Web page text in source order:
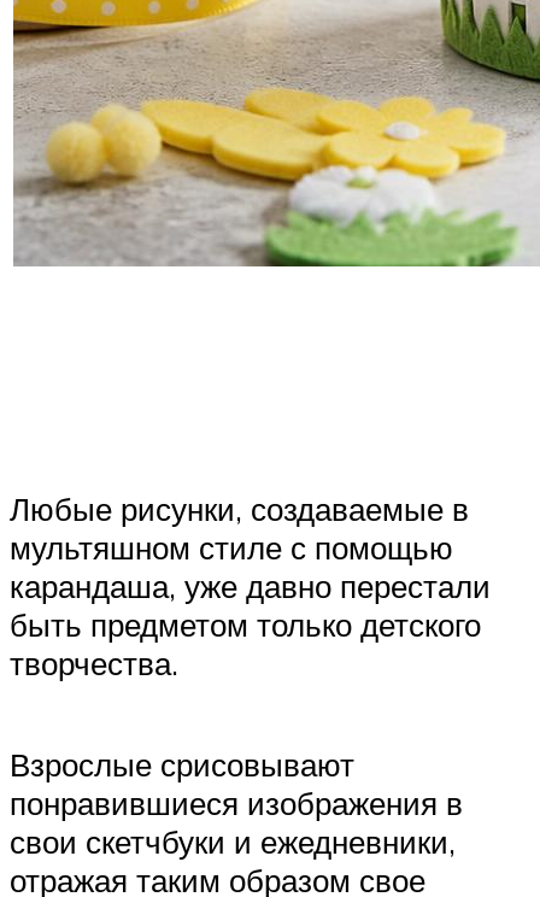
Любые рисунки, создаваемые в
мультяшном стиле с помощью
карандаша, уже давно перестали
быть предметом только детского
творчества.
Взрослые срисовывают
понравившиеся изображения в
свои скетчбуки и ежедневники,
отражая таким образом свое